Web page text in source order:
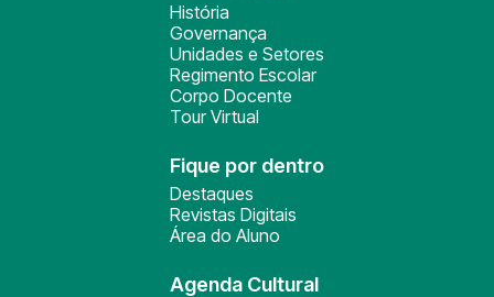
História
Governança
Unidades e Setores
Regimento Escolar
Corpo Docente
Tour Virtual
Fique por dentro
Destaques
Revistas Digitais
Área do Aluno
Agenda Cultural